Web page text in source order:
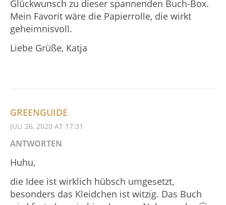
Glückwunsch zu dieser spannenden Buch-Box.
Mein Favorit wäre die Papierrolle, die wirkt
geheimnisvoll.
Liebe Grüße, Katja
GREENGUIDE
JULI 26, 2020 AT 17:31
ANTWORTEN
Huhu,
die Idee ist wirklich hübsch umgesetzt,
besonders das Kleidchen ist witzig. Das Buch